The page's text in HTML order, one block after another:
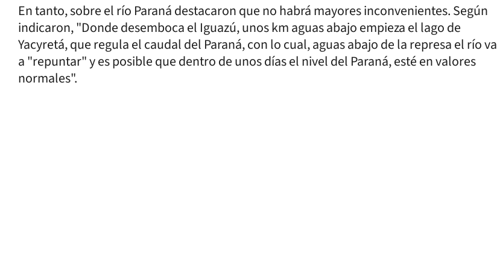
En tanto, sobre el río Paraná destacaron que no habrá mayores inconvenientes. Según
indicaron, "Donde desemboca el Iguazú, unos km aguas abajo empieza el lago de
Yacyretá, que regula el caudal del Paraná, con lo cual, aguas abajo de la represa el río va
a "repuntar" y es posible que dentro de unos días el nivel del Paraná, esté en valores
normales".